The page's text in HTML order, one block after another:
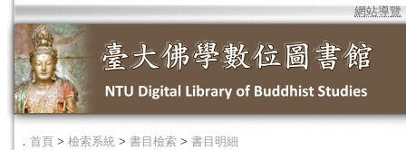
網站導覽
． 首頁 > 檢索系統 > 書目檢索 > 書目明細